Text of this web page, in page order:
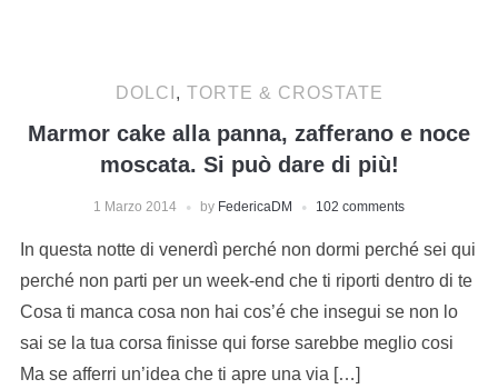
DOLCI , TORTE & CROSTATE
Marmor cake alla panna, zafferano e noce
moscata. Si può dare di più!
1 Marzo 2014 by FedericaDM 102 comments
In questa notte di venerdì perché non dormi perché sei qui
perché non parti per un week-end che ti riporti dentro di te
Cosa ti manca cosa non hai cos’é che insegui se non lo
sai se la tua corsa finisse qui forse sarebbe meglio cosi
Ma se afferri un’idea che ti apre una via […]